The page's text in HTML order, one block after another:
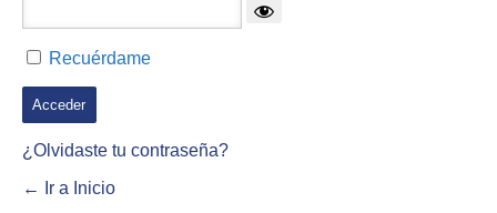
Recuérdame
¿Olvidaste tu contraseña?
← Ir a Inicio